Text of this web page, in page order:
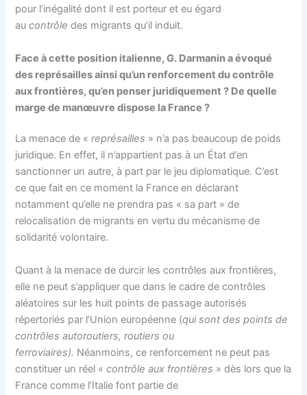
pour l’inégalité dont il est porteur et eu égard
aucontrôle des migrants qu’il induit.
Face à cette position italienne, G. Darmanin a évoqué
des représailles ainsi qu’un renforcement du contrôle
aux frontières, qu’en penser juridiquement ? De quelle
marge de manœuvre dispose la France ?
La menace de «représailles » n’a pas beaucoup de poids
juridique. En effet, il n’appartient pas à un État d’en
sanctionner un autre, à part par le jeu diplomatique. C’est
ce que fait en ce moment la France en déclarant
notamment qu’elle ne prendra pas « sa part » de
relocalisation de migrants en vertu du mécanisme de
solidarité volontaire.
Quant à la menace de durcir les contrôles aux frontières,
elle ne peut s’appliquer que dans le cadre de contrôles
aléatoires sur les huit points de passage autorisés
répertoriés par l’Union européenne (qui sont des points de
contrôles autoroutiers, routiers ou
ferroviaires). Néanmoins, ce renforcement ne peut pas
constituer un réel «contrôle aux frontières » dès lors que la
France comme l’Italie font partie de